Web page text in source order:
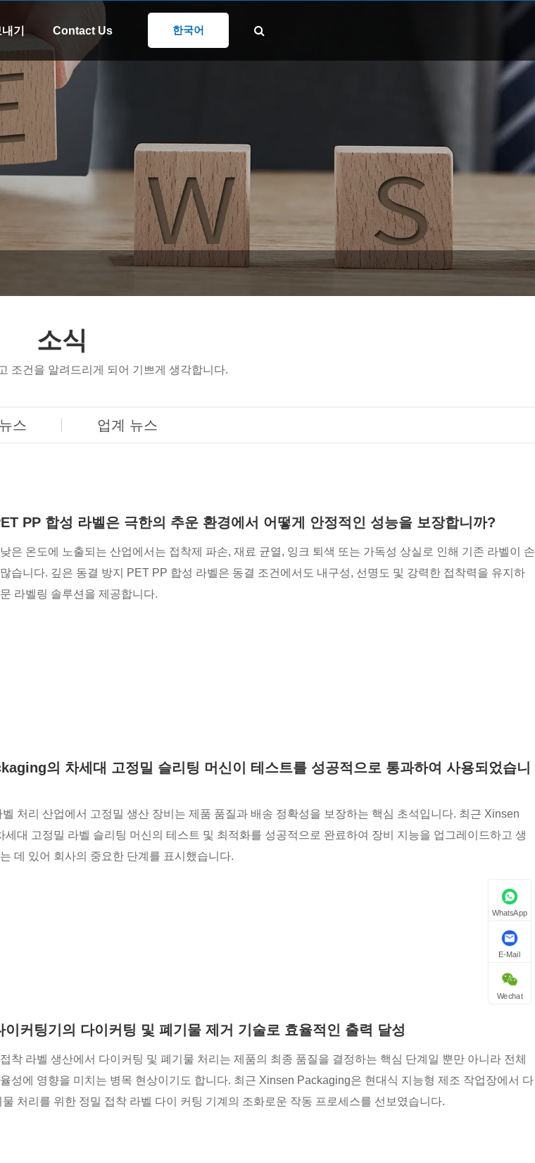
기 Contact Us 한국어
소식
조건을 알려드리게 되어 기쁘게 생각합니다.
스 업계 뉴스
PP 합성 라벨은 극한의 추운 환경에서 어떻게 안정적인 성능을 보장합니까?
은 온도에 노출되는 산업에서는 접착제 파손, 재료 균열, 잉크 퇴색 또는 가독성 상실로 인해 기존 라벨이 손
습니다. 깊은 동결 방지 PET PP 합성 라벨은 동결 조건에서도 내구성, 선명도 및 강력한 접착력을 유지하
라벨링 솔루션을 제공합니다.
의 차세대 고정밀 슬리팅 머신이 테스트를 성공적으로 통과하여 사용되었습니
벨 처리 산업에서 고정밀 생산 장비는 제품 품질과 배송 정확성을 보장하는 핵심 초석입니다. 최근 Xinsen
세대 고정밀 라벨 슬리팅 머신의 테스트 및 최적화를 성공적으로 완료하여 장비 지능을 업그레이드하고 생
데 있어 회사의 중요한 단계를 표시했습니다.
이커팅기의 다이커팅 및 폐기물 제거 기술로 효율적인 출력 달성
착 라벨 생산에서 다이커팅 및 폐기물 처리는 제품의 최종 품질을 결정하는 핵심 단계일 뿐만 아니라 전체
성에 영향을 미치는 병목 현상이기도 합니다. 최근 Xinsen Packaging은 현대식 지능형 제조 작업장에서 다
처리를 위한 정밀 접착 라벨 다이 커팅 기계의 조화로운 작동 프로세스를 선보였습니다.
WhatsApp
E-Mail
Wechat